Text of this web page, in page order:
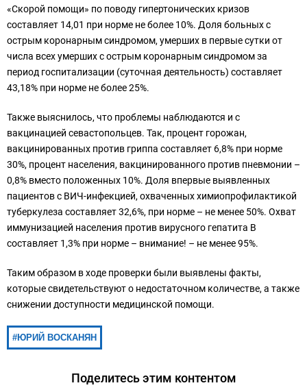
«Скорой помощи» по поводу гипертонических кризов
составляет 14,01 при норме не более 10%. Доля больных с
острым коронарным синдромом, умерших в первые сутки от
числа всех умерших с острым коронарным синдромом за
период госпитализации (суточная деятельность) составляет
43,18% при норме не более 25%.
Также выяснилось, что проблемы наблюдаются и с
вакцинацией севастопольцев. Так, процент горожан,
вакцинированных против гриппа составляет 6,8% при норме
30%, процент населения, вакцинированного против пневмонии –
0,8% вместо положенных 10%. Доля впервые выявленных
пациентов с ВИЧ-инфекцией, охваченных химиопрофилактикой
туберкулеза составляет 32,6%, при норме – не менее 50%. Охват
иммунизацией населения против вирусного гепатита В
составляет 1,3% при норме – внимание! – не менее 95%.
Таким образом в ходе проверки были выявлены факты,
которые свидетельствуют о недостаточном количестве, а также
снижении доступности медицинской помощи.
ЮРИЙ ВОСКАНЯН
Поделитесь этим контентом